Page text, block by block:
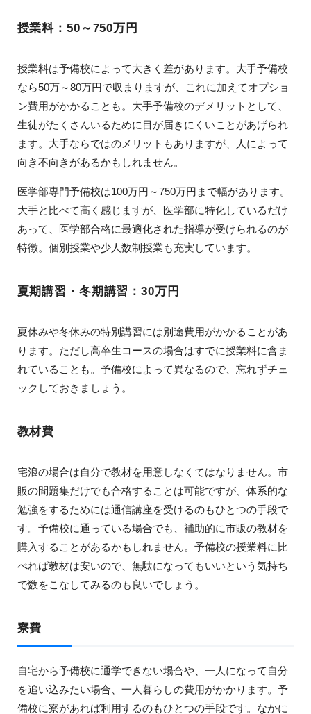
授業料：50～750万円
授業料は予備校によって大きく差があります。大手予備校
なら50万～80万円で収まりますが、これに加えてオプショ
ン費用がかかることも。大手予備校のデメリットとして、
生徒がたくさんいるために目が届きにくいことがあげられ
ます。大手ならではのメリットもありますが、人によって
向き不向きがあるかもしれません。
医学部専門予備校は100万円～750万円まで幅があります。
大手と比べて高く感じますが、医学部に特化しているだけ
あって、医学部合格に最適化された指導が受けられるのが
特徴。個別授業や少人数制授業も充実しています。
夏期講習・冬期講習：30万円
夏休みや冬休みの特別講習には別途費用がかかることがあ
ります。ただし高卒生コースの場合はすでに授業料に含ま
れていることも。予備校によって異なるので、忘れずチェ
ックしておきましょう。
教材費
宅浪の場合は自分で教材を用意しなくてはなりません。市
販の問題集だけでも合格することは可能ですが、体系的な
勉強をするためには通信講座を受けるのもひとつの手段で
す。予備校に通っている場合でも、補助的に市販の教材を
購入することがあるかもしれません。予備校の授業料に比
べれば教材は安いので、無駄になってもいいという気持ち
で数をこなしてみるのも良いでしょう。
寮費
自宅から予備校に通学できない場合や、一人になって自分
を追い込みたい場合、一人暮らしの費用がかかります。予
備校に寮があれば利用するのもひとつの手段です。なかに